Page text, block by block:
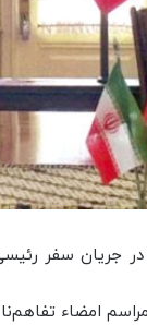
جریان سفر
امضاء